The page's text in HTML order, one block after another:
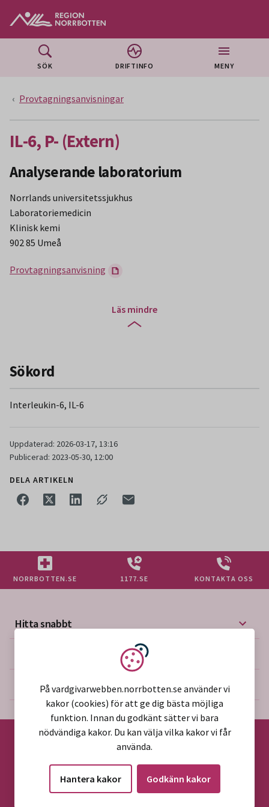
SÖK DRIFTINFO MENY
Provtagningsanvisningar
IL-6, P- (Extern)
Analyserande laboratorium
Norrlands universitetssjukhus
Laboratoriemedicin
Klinisk kemi
902 85 Umeå
Provtagningsanvisning
Läs mindre
Sökord
Interleukin-6, IL-6
Uppdaterad: 2026-03-17, 13:16
Publicerad: 2023-05-30, 12:00
DELA ARTIKELN
NORRBOTTEN.SE 1177.SE KONTAKTA OSS
Hitta snabbt
Mer på vårdgivarwebben
Om webbplatsen
©2026 Region Norrbotten
Vi använder kakor
På vardgivarwebben.norrbotten.se använder vi
kakor (cookies) för att ge dig bästa möjliga
funktion. Innan du godkänt sätter vi bara
nödvändiga kakor. Du kan välja vilka kakor vi får
använda.
Hantera kakor Godkänn kakor